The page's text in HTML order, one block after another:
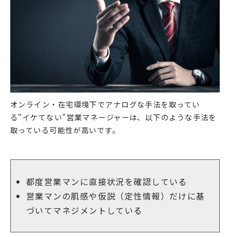
オンライン・在宅環境下でアナログな手法を取ってい
る"イケてない"営業マネージャーは、以下のような手法を
取っている可能性が高いです。
都度営業マンに直接状況を確認している
営業マンの肌感や仮説（定性情報）だけに基
づいてマネジメントしている